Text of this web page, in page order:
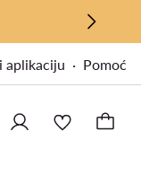
aplikaciju Pomoć